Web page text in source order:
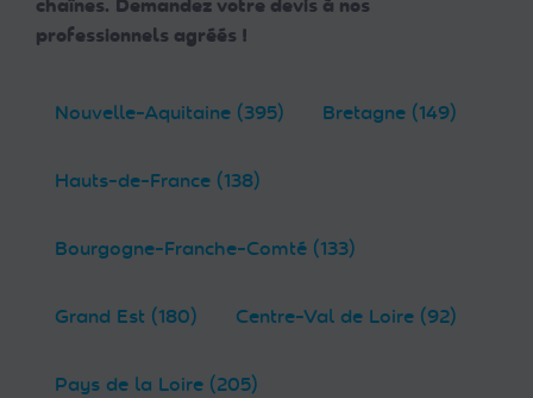
chaînes. Demandez votre devis à nos
professionnels agréés !
Nouvelle-Aquitaine (395) Bretagne (149)
Hauts-de-France (138)
Bourgogne-Franche-Comté (133)
Grand Est (180) Centre-Val de Loire (92)
Pays de la Loire (205)